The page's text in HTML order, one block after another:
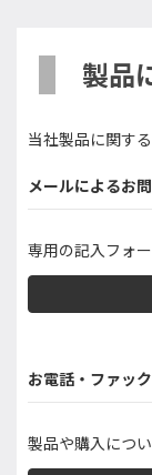
製品
当社製品に関す
メールによるお
専用の記入フォ
お電話・ファッ
製品や購入につ